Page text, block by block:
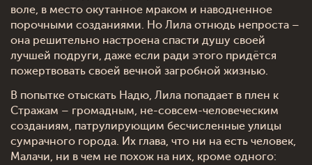
воле, в место окутанное мраком и наводненное
порочными созданиями. Но Лила отнюдь непроста –
она решительно настроена спасти душу своей
лучшей подруги, даже если ради этого придётся
пожертвовать своей вечной загробной жизнью.
В попытке отыскать Надю, Лила попадает в плен к
Стражам – громадным, не-совсем-человеческим
созданиям, патрулирующим бесчисленные улицы
сумрачного города. Их глава, что ни на есть человек,
Малачи, ни в чем не похож на них, кроме одного: